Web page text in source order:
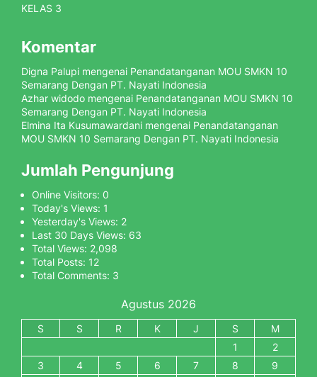
KELAS 3
Komentar
Digna Palupi mengenai Penandatanganan MOU SMKN 10
Semarang Dengan PT. Nayati Indonesia
Azhar widodo mengenai Penandatanganan MOU SMKN 10
Semarang Dengan PT. Nayati Indonesia
Elmina Ita Kusumawardani mengenai Penandatanganan
MOU SMKN 10 Semarang Dengan PT. Nayati Indonesia
Jumlah Pengunjung
Online Visitors: 0
Today's Views: 1
Yesterday's Views: 2
Last 30 Days Views: 63
Total Views: 2,098
Total Posts: 12
Total Comments: 3
Agustus 2026
S S R K J S
M
1
2
3
4 5 6 7 8 9